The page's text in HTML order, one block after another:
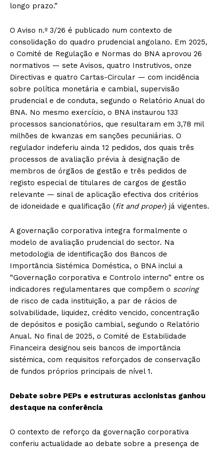
longo prazo.”
O Aviso n.º 3/26 é publicado num contexto de
consolidação do quadro prudencial angolano. Em 2025,
o Comité de Regulação e Normas do BNA aprovou 26
normativos — sete Avisos, quatro Instrutivos, onze
Directivas e quatro Cartas-Circular — com incidência
sobre política monetária e cambial, supervisão
prudencial e de conduta, segundo o Relatório Anual do
BNA. No mesmo exercício, o BNA instaurou 133
processos sancionatórios, que resultaram em 3,78 mil
milhões de kwanzas em sanções pecuniárias. O
regulador indeferiu ainda 12 pedidos, dos quais três
processos de avaliação prévia à designação de
membros de órgãos de gestão e três pedidos de
registo especial de titulares de cargos de gestão
relevante — sinal de aplicação efectiva dos critérios
de idoneidade e qualificação (fit and proper) já vigentes.
A governação corporativa integra formalmente o
modelo de avaliação prudencial do sector. Na
metodologia de identificação dos Bancos de
Importância Sistémica Doméstica, o BNA inclui a
“Governação corporativa e Controlo interno” entre os
indicadores regulamentares que compõem o scoring
de risco de cada instituição, a par de rácios de
solvabilidade, liquidez, crédito vencido, concentração
de depósitos e posição cambial, segundo o Relatório
Anual. No final de 2025, o Comité de Estabilidade
Financeira designou seis bancos de importância
sistémica, com requisitos reforçados de conservação
de fundos próprios principais de nível 1.
Debate sobre PEPs e estruturas accionistas ganhou
destaque na conferência
O contexto de reforço da governação corporativa
conferiu actualidade ao debate sobre a presença de